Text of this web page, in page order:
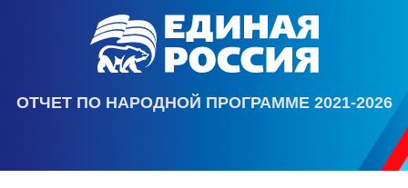
ОТЧЕТ ПО НАРОДНОЙ ПРОГРАММЕ 2021-2026